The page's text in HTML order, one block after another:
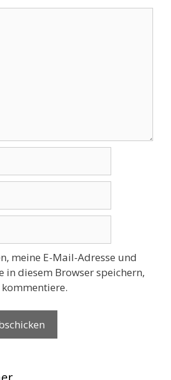
meine E-Mail-Adresse und
in diesem Browser speichern,